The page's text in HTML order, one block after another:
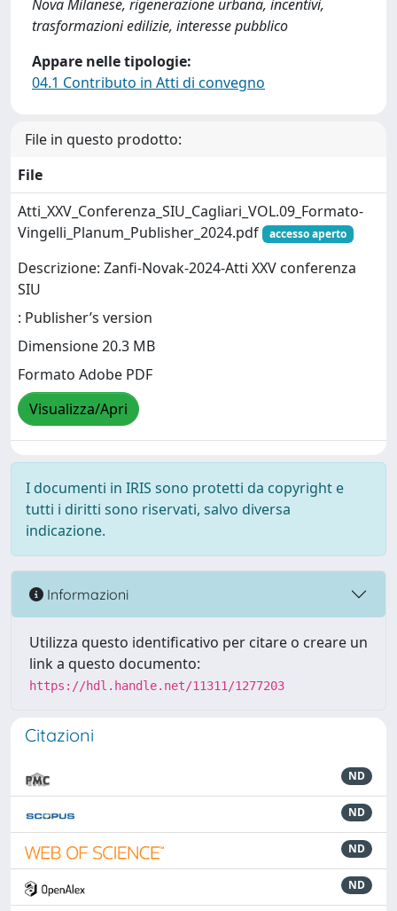
Nova Milanese, rigenerazione urbana, incentivi,
trasformazioni edilizie, interesse pubblico
Appare nelle tipologie:
04.1 Contributo in Atti di convegno
File in questo prodotto:
File
Atti_XXV_Conferenza_SIU_Cagliari_VOL.09_Formato-
Vingelli_Planum_Publisher_2024.pdf
accesso aperto
Descrizione: Zanfi-Novak-2024-Atti XXV conferenza
SIU
: Publisher’s version
Dimensione 20.3 MB
Formato Adobe PDF
Visualizza/Apri
I documenti in IRIS sono protetti da copyright e
tutti i diritti sono riservati, salvo diversa
indicazione.
Informazioni
Utilizza questo identificativo per citare o creare un
link a questo documento:
https://hdl.handle.net/11311/1277203
Citazioni
ND
ND
ND
ND